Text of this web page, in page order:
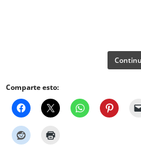
Comparte esto: